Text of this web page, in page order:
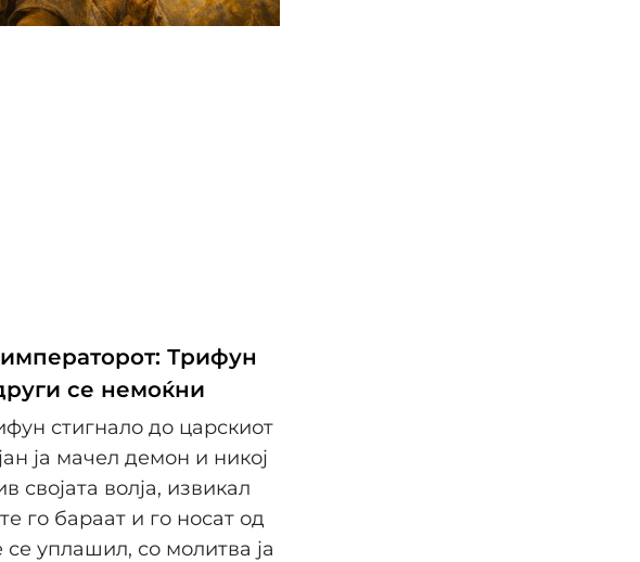
Трифун
се немоќни
стигнало до царскиот
ја мачел демон и никој
волја, извикал
го бараат и го носат од
уплашил, со молитва ја